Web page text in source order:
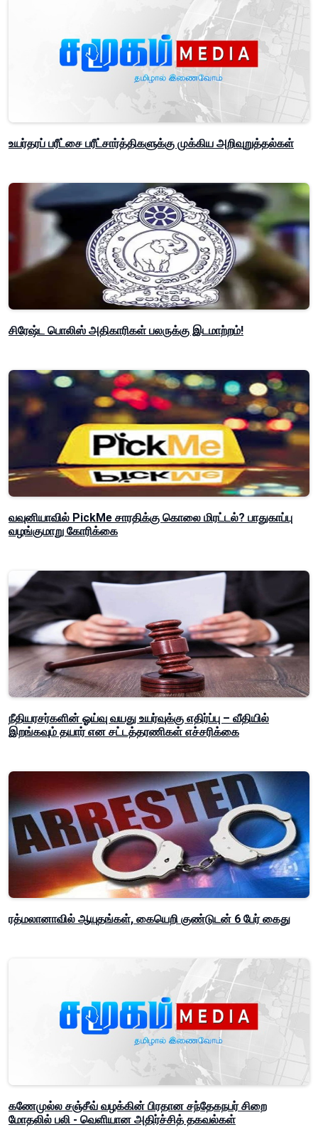
உயர்தரப் பரீட்சை பரீட்சார்த்திகளுக்கு முக்கிய அறிவுறுத்தல்கள்
சிரேஷ்ட பொலிஸ் அதிகாரிகள் பலருக்கு இடமாற்றம்!
வவுனியாவில் PickMe சாரதிக்கு கொலை மிரட்டல்? பாதுகாப்பு
வழங்குமாறு கோரிக்கை
நீதியரசர்களின் ஓய்வு வயது உயர்வுக்கு எதிர்ப்பு – வீதியில்
இறங்கவும் தயார் என சட்டத்தரணிகள் எச்சரிக்கை
ரத்மலானாவில் ஆயுதங்கள், கையெறி குண்டுடன் 6 பேர் கைது
கணேமுல்ல சஞ்சீவ் வழக்கின் பிரதான சந்தேகநபர் சிறை
மோதலில் பலி - வெளியான அதிர்ச்சித் தகவல்கள்